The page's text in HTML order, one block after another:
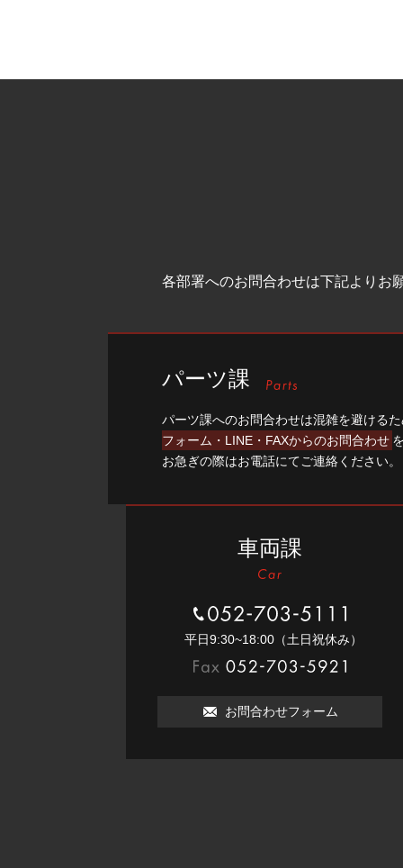
各部署へのお問合わせは下記よりお
パーツ課
パーツ課へのお問合わせは混雑を避ける
フォーム・LINE・FAXからのお問合わせ
お急ぎの際はお電話にてご連絡ください。
車両課
052-703-5111
平⽇9:30~18:00（⼟⽇祝休み）
お問合わせフォーム